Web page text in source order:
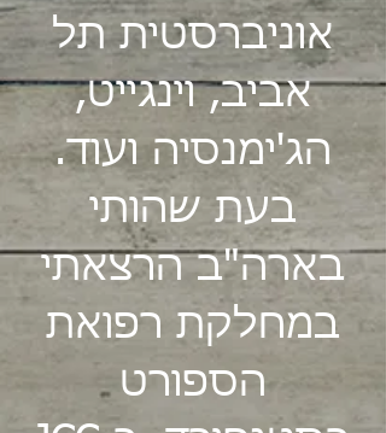
אוניברסטית תל
אביב, וינגייט,
הג'ימנסיה ועוד.
בעת שהותי
בארה"ב הרצאתי
במחלקת רפואת
הספורט